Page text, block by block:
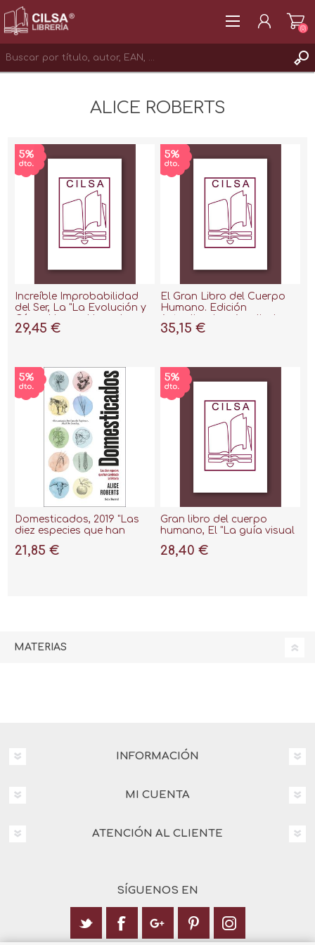
INICIAR SESIÓN
(0)
ALICE ROBERTS
Increíble Improbabilidad
del Ser, La "La Evolución y
Ser Humanos"
29,45 €
El Gran Libro del Cuerpo
Humano. Edición
"La Guía Visual Definitiva"
35,15 €
Domesticados, 2019 "Las
diez especies que han
21,85 €
Gran libro del cuerpo
humano, El "La guía visual
ampliada, segunda
28,40 €
MATERIAS
INFORMACIÓN
MI CUENTA
ATENCIÓN AL CLIENTE
SÍGUENOS EN